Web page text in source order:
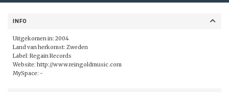
INFO
Uitgekomen in: 2004
Land van herkomst: Zweden
Label: Regain Records
Website: http://www.reingoldmusic.com
MySpace: -